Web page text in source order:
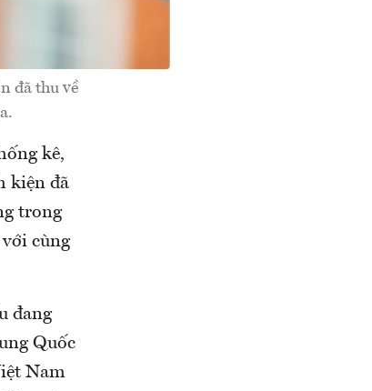
đã thu về
kê,
kiện đã
trong
cùng
đang
Quốc
Nam